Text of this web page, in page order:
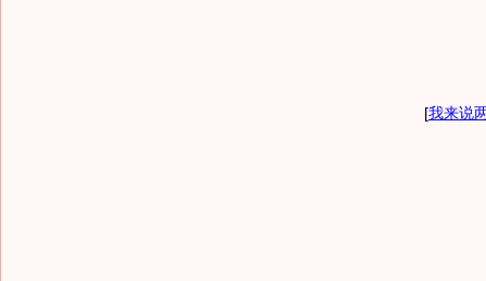
[我来说